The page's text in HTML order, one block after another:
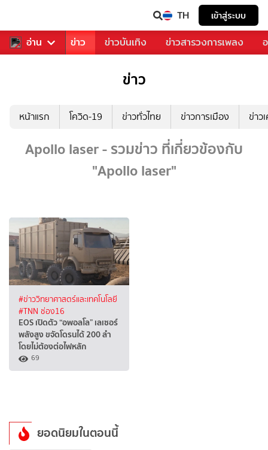
TH เข้าสู่ระบบ
อ่าน
คุณ กีฬา ข่าว ข่าวบันเทิง ข่าวสารวงการเพลง
ข่าว
หน้าแรก โควิด-19 ข่าวทั่วไทย ข่าวการเมือง ข่าว
Apollo laser - รวมข่าว ที่เกี่ยวข้องกับ
"Apollo laser"
#ข่าววิทยาศาสตร์และเทคโนโลยี
#TNN ช่อง16
EOS เปิดตัว “อพอลโล” เลเซอร์
พลังสูง ขจัดโดรนได้ 200 ลำ
โดยไม่ต้องต่อไฟหลัก
69
ยอดนิยมในตอนนี้